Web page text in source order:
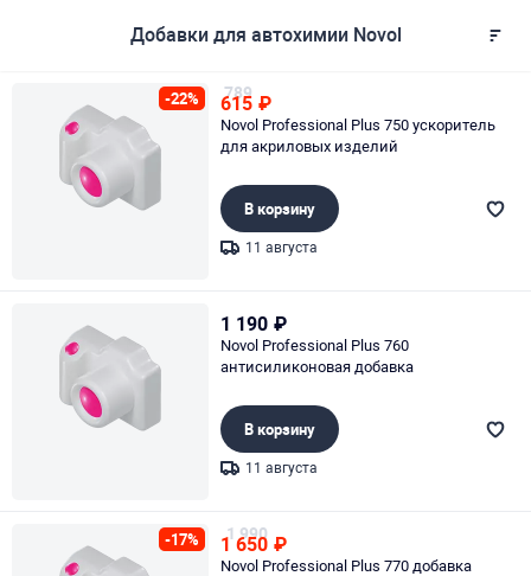
Добавки для автохимии Novol
-22% 789
615 ₽
Novol Professional Plus 750 ускоритель
для акриловых изделий
В корзину
11 августа
1 190 ₽
Novol Professional Plus 760
антисиликоновая добавка
В корзину
11 августа
-17% 1 990
1 650 ₽
Novol Professional Plus 770 добавка